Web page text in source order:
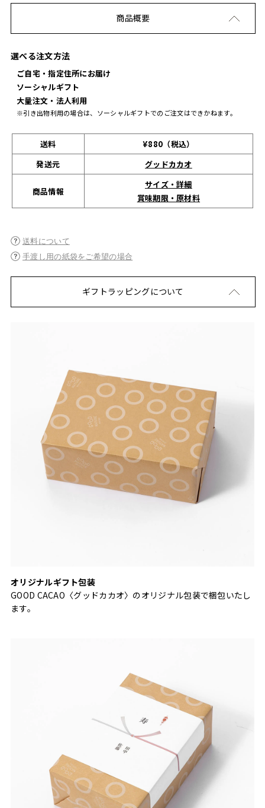
商品概要
選べる注文方法
ご自宅・指定住所にお届け
ソーシャルギフト
大量注文・法人利用
※引き出物利用の場合は、ソーシャルギフトでのご注文はできかねます。
送料
¥880（税込）
発送元
グッドカカオ
商品情報
サイズ・詳細
賞味期限・原材料
送料について
手渡し用の紙袋をご希望の場合
ギフトラッピングについて
オリジナルギフト包装
GOOD CACAO〈グッドカカオ〉のオリジナル包装で梱包いたし
ます。